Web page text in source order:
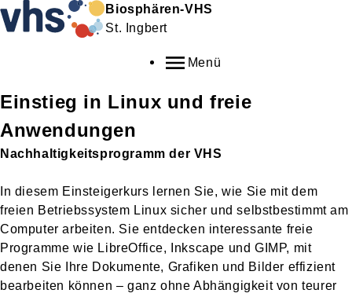
Biosphären-VHS
St. Ingbert
Menü
Einstieg in Linux und freie
Anwendungen
Nachhaltigkeitsprogramm der VHS
In diesem Einsteigerkurs lernen Sie, wie Sie mit dem
freien Betriebssystem Linux sicher und selbstbestimmt am
Computer arbeiten. Sie entdecken interessante freie
Programme wie LibreOffice, Inkscape und GIMP, mit
denen Sie Ihre Dokumente, Grafiken und Bilder effizient
bearbeiten können – ganz ohne Abhängigkeit von teurer